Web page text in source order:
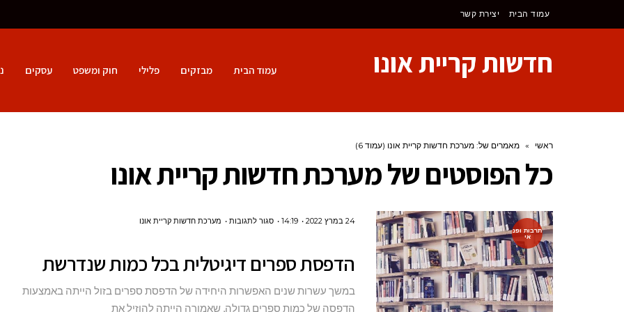
עמוד הבית יצירת קשר
חדשות קריית אונו עמוד הבית מבזקים פלילי חוק ומשפט עסקים
ראשי » מאמרים של: מערכת חדשות קריית אונו (עמוד 6)
כל הפוסטים שלמערכת חדשות קריית אונו
תרבות ופנ
אי
24 במרץ 2022 14:19 סגור לתגובותעל
ספרים
מערכת חדשות קריית אונו
הדפסת ספרים דיגיטלית בכל כמות שנדרשת
במשך עשרות שנים האפשרות היחידה של הדפסת ספרים בזול הייתה באמצעות
הדפסה של כמות ספרים גדולה, שאמורה הייתה להוזיל את